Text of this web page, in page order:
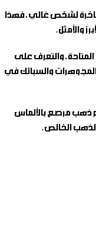
لشخص غالي، فهذا
والتعرف على
بالمجوهرات والسبائك في
ذهب مرصع بالألماس
الخالص.